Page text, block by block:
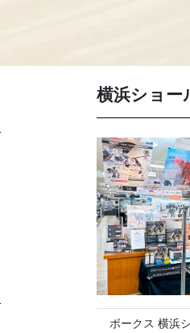
横浜ショー
ボークス 横浜